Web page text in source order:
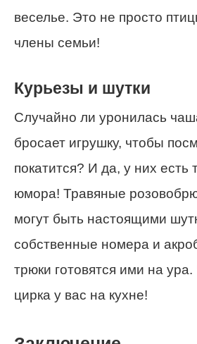
веселье. Это не просто
члены семьи!
Курьезы и шутки
Случайно ли уронилась
бросает игрушку, чтобы
покатится? И да, у них есть
юмора! Травяные
могут быть настоящими
собственные номера и
трюки готовятся ими на
цирка у вас на кухне!